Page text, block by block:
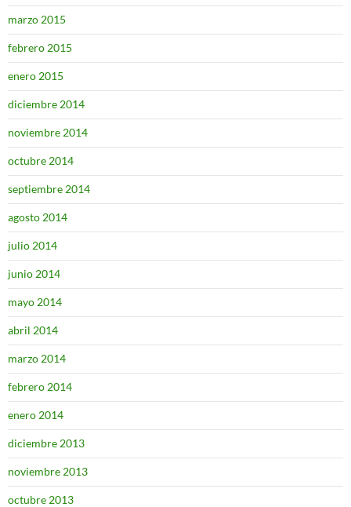
marzo 2015
febrero 2015
enero 2015
diciembre 2014
noviembre 2014
octubre 2014
septiembre 2014
agosto 2014
julio 2014
junio 2014
mayo 2014
abril 2014
marzo 2014
febrero 2014
enero 2014
diciembre 2013
noviembre 2013
octubre 2013